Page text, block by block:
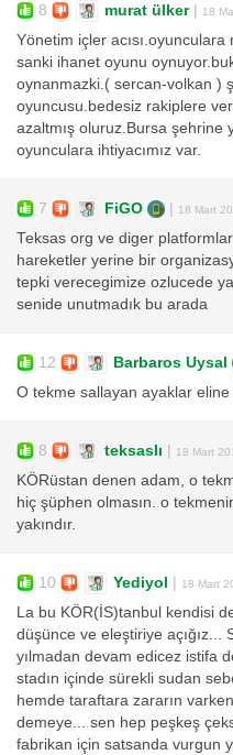
8 murat ülker| 18
Yönetim içler acısı.oyunculara
sanki ihanet oyunu
oynanmazki.( sercan-volkan )
oyuncusu.bedesiz rakiplere
azaltmış oluruz.Bursa şehrine
oyunculara ihtiyacımız var.
7 FiGO | 18 Mart
Teksas org ve diger
hareketler yerine bir
tepki verecegimize ozlucede
senide unutmadık bu arada
12 Barbaros Uysal
O tekme sallayan ayaklar
8 teksaslı | 18 Mart
KÖRüstan denen adam, o
hiç şüphen olmasın. o
yakındır.
10 Yediyol | 18 Mart
La bu KÖR(İS)tanbul kendisi
düşünce ve eleştiriye açığız...
yılmadan devam edicez istifa
stadın içinde sürekli sudan
hemde taraftara zararın
demeye... sen hep peşkeş
fabrikan için satsanda vurgun